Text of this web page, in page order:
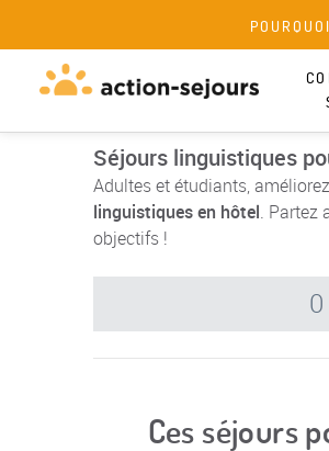
Séjours linguistiques
Adultes et étudiants,
linguistiques en hôtel. Partez
objectifs !
Ces séjours